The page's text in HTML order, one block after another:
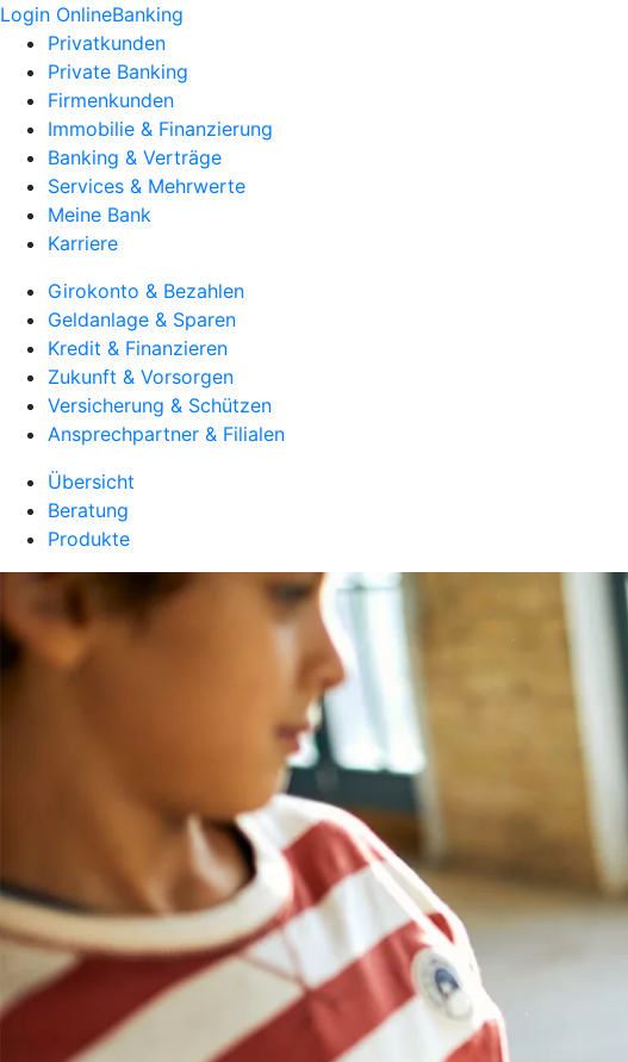
Login OnlineBanking
Privatkunden
Private Banking
Firmenkunden
Immobilie & Finanzierung
Banking & Verträge
Services & Mehrwerte
Meine Bank
Karriere
Girokonto & Bezahlen
Geldanlage & Sparen
Kredit & Finanzieren
Zukunft & Vorsorgen
Versicherung & Schützen
Ansprechpartner & Filialen
Übersicht
Beratung
Produkte